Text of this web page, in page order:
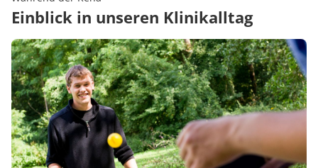
Einblick in unseren Klinikalltag